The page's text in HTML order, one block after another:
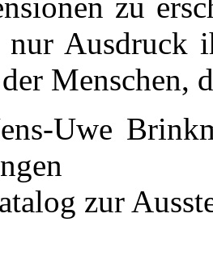
zu
Ausdruck
Menschen,
Uwe
zur